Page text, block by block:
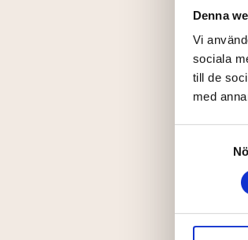
Denna
Vi
sociala
till de
med